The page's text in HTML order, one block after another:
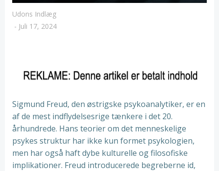
Udons Indlæg
- Juli 17, 2024
Sigmund Freud, den østrigske psykoanalytiker, er en
af de mest indflydelsesrige tænkere i det 20.
århundrede. Hans teorier om det menneskelige
psykes struktur har ikke kun formet psykologien,
men har også haft dybe kulturelle og filosofiske
implikationer. Freud introducerede begreberne id,